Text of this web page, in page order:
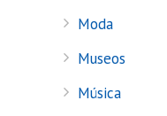
Moda
Museos
Música